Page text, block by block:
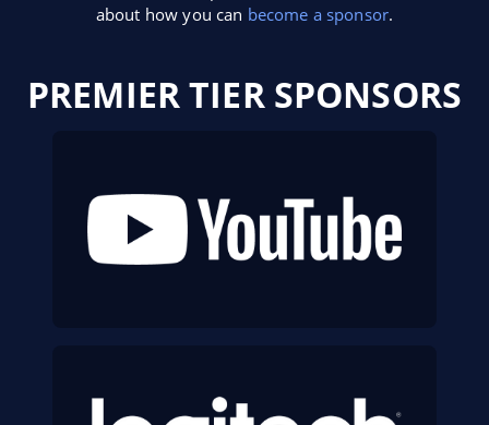
about how you can become a sponsor.
PREMIER TIER SPONSORS